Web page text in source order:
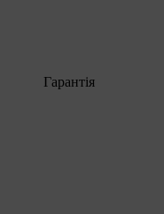
Гарантія